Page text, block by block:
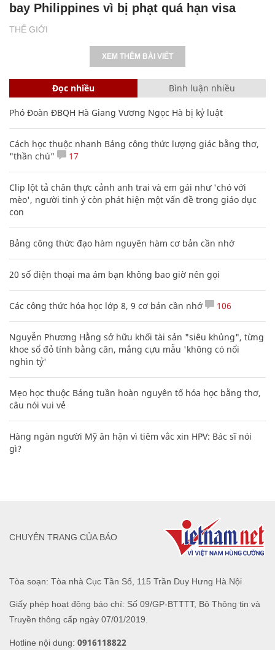
THẾ GIỚI
bay Philippines vì bị phạt quá hạn visa
XEM THÊM BÀI VIẾT
Đọc nhiều Bình luận nhiều
Phó Đoàn ĐBQH Hà Giang Vương Ngọc Hà bị kỷ luật
Cách học thuộc nhanh Bảng công thức lượng giác bằng thơ,
"thần chú"
17
Clip lột tả chân thực cảnh anh trai và em gái như 'chó với
mèo', người tinh ý còn phát hiện một vấn đề trong giáo dục
con
Bảng công thức đạo hàm nguyên hàm cơ bản cần nhớ
20 số điện thoại ma ám bạn không bao giờ nên gọi
Các công thức hóa học lớp 8, 9 cơ bản cần nhớ 106
Nguyễn Phương Hằng sở hữu khối tài sản "siêu khủng", từng
khoe sổ đỏ tính bằng cân, mắng cựu mẫu 'không có nổi
nghìn tỷ'
Mẹo học thuộc Bảng tuần hoàn nguyên tố hóa học bằng thơ,
câu nói vui vẻ
Hàng ngàn người Mỹ ân hận vì tiêm vắc xin HPV: Bác sĩ nói
gì?
Tòa soạn: Tòa nhà Cục Tần Số, 115 Trần Duy Hưng Hà Nội
Giấy phép hoạt động báo chí: Số 09/GP-BTTTT, Bộ Thông tin và
Truyền thông cấp ngày 07/01/2019.
Hotline nội dung: 0916118822
CHUYÊN TRANG CỦA BÁO